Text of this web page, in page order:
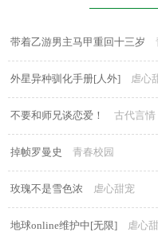
带着乙游男主马甲重回十三岁
外星异种驯化手册[人外] 虐心
不要和师兄谈恋爱！ 古代言情
掉帧罗曼史 青春校园
玫瑰不是雪色浓 虐心甜宠
地球online维护中[无限] 虐心